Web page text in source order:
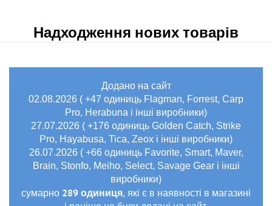
Надходження нових товарів
Додано на сайт
02.08.2026 ( +47 одиниць Flagman, Forrest, Carp
Pro, Herabuna і інші виробники)
27.07.2026 ( +176 одиниць Golden Catch, Strike
Pro, Hayabusa, Tica, Zeox і інші виробники)
26.07.2026 ( +66 одиниць Favorite, Smart, Maver,
Brain, Stonfo, Meiho, Select, Savage Gear і інші
виробники)
сумарно 289 одиниця, які є в наявності в магазині